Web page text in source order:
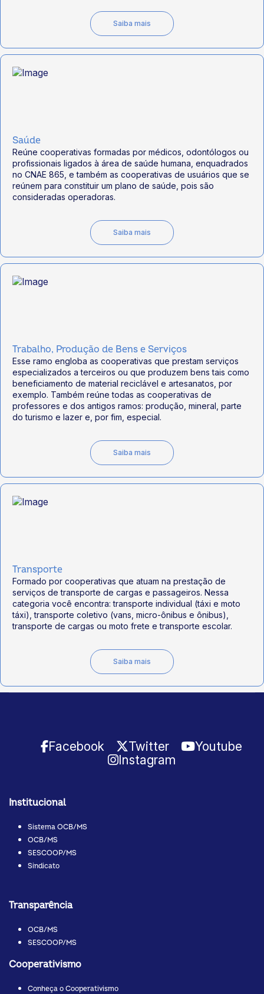
Saiba mais
Saúde
Reúne cooperativas formadas por médicos, odontólogos ou
profissionais ligados à área de saúde humana, enquadrados
no CNAE 865, e também as cooperativas de usuários que se
reúnem para constituir um plano de saúde, pois são
consideradas operadoras.
Saiba mais
Trabalho, Produção de Bens e Serviços
Esse ramo engloba as cooperativas que prestam serviços
especializados a terceiros ou que produzem bens tais como
beneficiamento de material reciclável e artesanatos, por
exemplo. Também reúne todas as cooperativas de
professores e dos antigos ramos: produção, mineral, parte
do turismo e lazer e, por fim, especial.
Saiba mais
Transporte
Formado por cooperativas que atuam na prestação de
serviços de transporte de cargas e passageiros. Nessa
categoria você encontra: transporte individual (táxi e moto
táxi), transporte coletivo (vans, micro-ônibus e ônibus),
transporte de cargas ou moto frete e transporte escolar.
Saiba mais
Facebook Twitter
Youtube
Instagram
Institucional
Sistema OCB/MS
OCB/MS
SESCOOP/MS
Sindicato
Transparência
OCB/MS
SESCOOP/MS
Cooperativismo
Conheça o Cooperativismo